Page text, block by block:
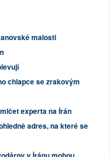
malosti
chlapce se zrakovým
experta na Írán
adres, na které se